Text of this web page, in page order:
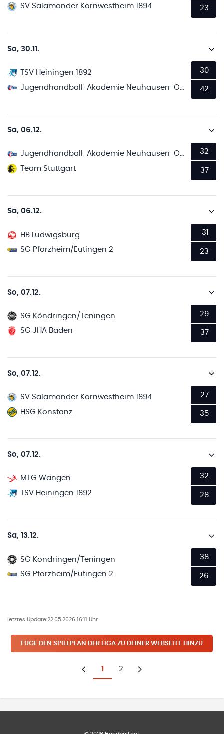
SV Salamander Kornwestheim 1894
23
So, 30.11.
TSV Heiningen 1892
30
42
Sa, 06.12.
Jugendhandball-Akademie Neuhausen-Ostfildern 2
Team Stuttgart
32
37
Sa, 06.12.
HB Ludwigsburg
SG Pforzheim/Eutingen 2
31
23
So, 07.12.
SG Köndringen/Teningen
SG JHA Baden
29
37
So, 07.12.
SV Salamander Kornwestheim 1894
HSG Konstanz
27
35
So, 07.12.
MTG Wangen
TSV Heiningen 1892
32
28
Sa, 13.12.
SG Köndringen/Teningen
SG Pforzheim/Eutingen 2
38
26
letztes Update:22.05.2026 16:11 Uhr
FÜGE DEN SPIELPLAN DER LIGA ZU DEINER WEBSEITE HINZU
Zurück
1 2
Weiter